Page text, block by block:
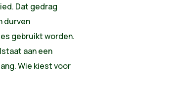
Dat gedrag
durven
gebruikt worden.
aan een
Wie kiest voor